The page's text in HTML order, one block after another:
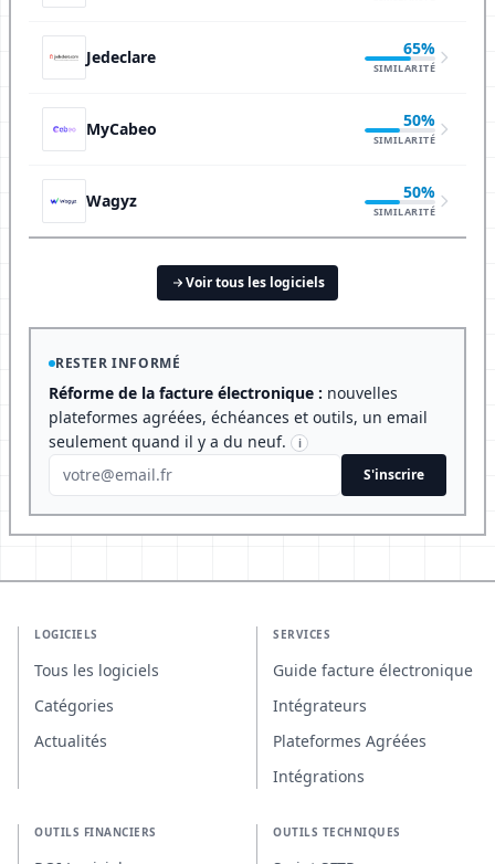
Jedeclare 65%
SIMILARITÉ
MyCabeo 50%
SIMILARITÉ
Wagyz 50%
SIMILARITÉ
Voir tous les logiciels
RESTER INFORMÉ
Réforme de la facture électronique : nouvelles
plateformes agréées, échéances et outils, un email
seulement quand il y a du neuf.
i
S'inscrire
LOGICIELS
Tous les logiciels
Catégories
Actualités
SERVICES
Guide facture électronique
Intégrateurs
Plateformes Agréées
Intégrations
OUTILS FINANCIERS OUTILS TECHNIQUES